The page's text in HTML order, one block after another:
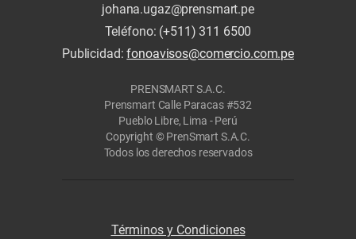
johana.ugaz@prensmart.pe
Teléfono: (+511) 311 6500
Publicidad:fonoavisos@comercio.com.pe
PRENSMART S.A.C.
Prensmart Calle Paracas #532
Pueblo Libre, Lima - Perú
Copyright © PrenSmart S.A.C.
Todos los derechos reservados
Términos y Condiciones